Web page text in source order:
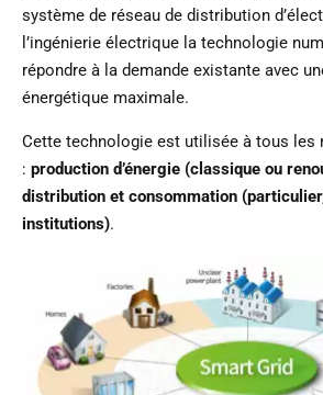
système de réseau de distribution
l’ingénierie électrique la technologie
répondre à la demande existante avec
énergétique maximale.
Cette technologie est utilisée à tous les
: production d’énergie (classique ou
distribution et consommation
institutions).